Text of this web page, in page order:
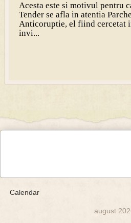
Acesta este si motivul pentru
Tender se afla in atentia
Anticoruptie, el fiind cercetat
invi...
Calendar
august